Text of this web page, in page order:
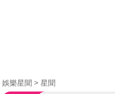
娛樂星聞 星聞